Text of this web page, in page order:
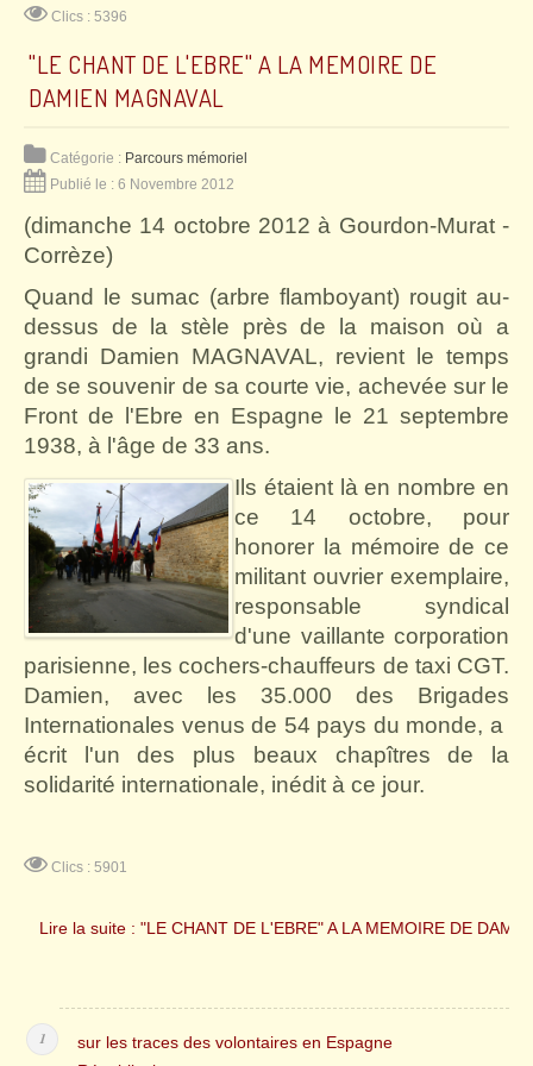
Clics : 5396
"LE CHANT DE L'EBRE" A LA MEMOIRE DE
DAMIEN MAGNAVAL
Catégorie : Parcours mémoriel
Publié le : 6 Novembre 2012
(dimanche 14 octobre 2012 à Gourdon-Murat -
Corrèze)
Quand le sumac (arbre flamboyant) rougit au-
dessus de la stèle près de la maison où a
grandi Damien MAGNAVAL, revient le temps
de se souvenir de sa courte vie, achevée sur le
Front de l'Ebre en Espagne le 21 septembre
1938, à l'âge de 33 ans.
Ils étaient là en nombre en
ce 14 octobre, pour
honorer la mémoire de ce
militant ouvrier exemplaire,
responsable syndical
d'une vaillante corporation
parisienne, les cochers-chauffeurs de taxi CGT.
Damien, avec les 35.000 des Brigades
Internationales venus de 54 pays du monde, a
écrit l'un des plus beaux chapîtres de la
solidarité internationale, inédit à ce jour.
Clics : 5901
Lire la suite : "LE CHANT DE L'EBRE" A LA MEMOIRE DE
sur les traces des volontaires en Espagne